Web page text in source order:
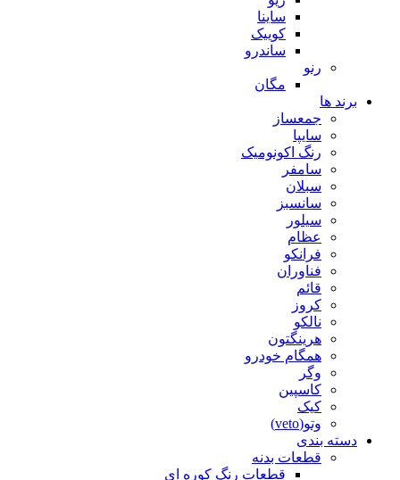
ساینا
کوییک
ساندرو
رنو
مگان
برند ها
جمعساز
سایپا
رنگ اکونومیک
سامفر
سبلان
سانسبز
سیلور
عظام
فرانکو
فناوران
قائم
کروز
نالکو
هرینگتون
همگام خودرو
وگر
کاسپین
کیک
وتو(veto)
دسته بندی
قطعات بدنه
قطعات رنگ کوره ای